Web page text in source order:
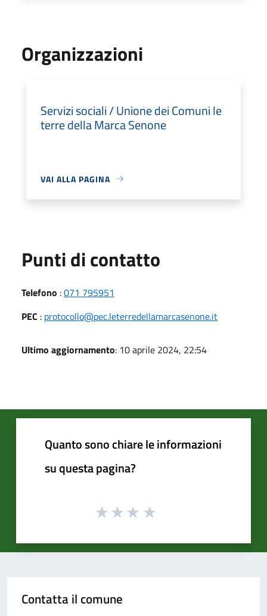
Organizzazioni
Servizi sociali / Unione dei Comuni le
terre della Marca Senone
VAI ALLA PAGINA
Punti di contatto
Telefono :071 795951
PEC : protocollo@pec.leterredellamarcasenone.it
Ultimo aggiornamento: 10 aprile 2024, 22:54
Quanto sono chiare le informazioni
su questa pagina?
Contatta il comune